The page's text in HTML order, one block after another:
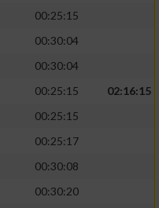
00:25:15
00:30:04
00:30:04
00:25:15
02:16:15
00:25:15
00:25:17
00:30:08
00:30:20
Angebote
Auswahl